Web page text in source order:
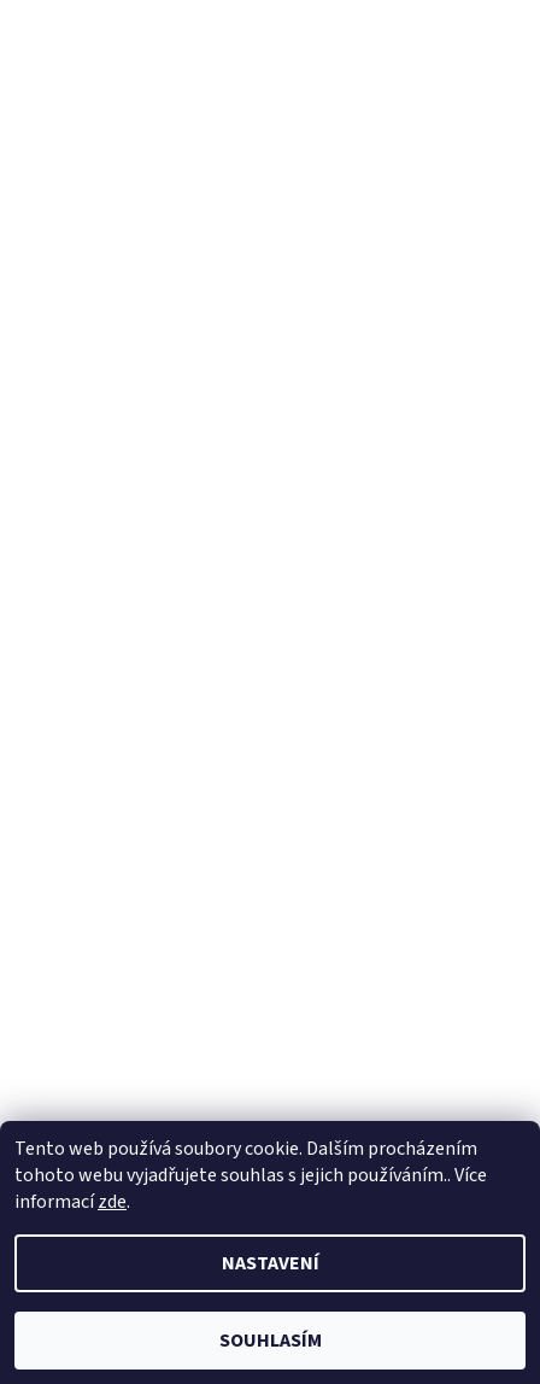
Tento web používá soubory cookie. Dalším procházením
tohoto webu vyjadřujete souhlas s jejich používáním.. Více
informacízde.
NASTAVENÍ
SOUHLASÍM